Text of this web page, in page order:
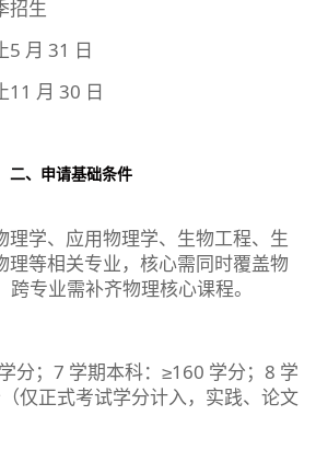
招生
5 月 31 日
11 月 30 日
二、申请基础条件
理学、应用物理学、生物工程、生
理等相关专业，核心需同时覆盖物
专业需补齐物理核心课程。
分；7 学期本科：≥160 学分；8 学
仅正式考试学分计入，实践、论文